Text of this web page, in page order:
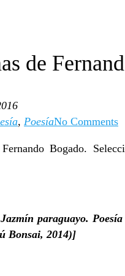
de
, PoesíaNo Comments
Bogado.
paraguayo.
Bonsai, 2014)]